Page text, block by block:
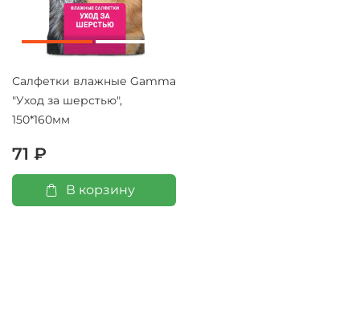
Салфетки влажные Gamma
"Уход за шерстью",
150*160мм
71 ₽
В корзину